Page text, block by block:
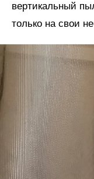
вертикальный
только на свои